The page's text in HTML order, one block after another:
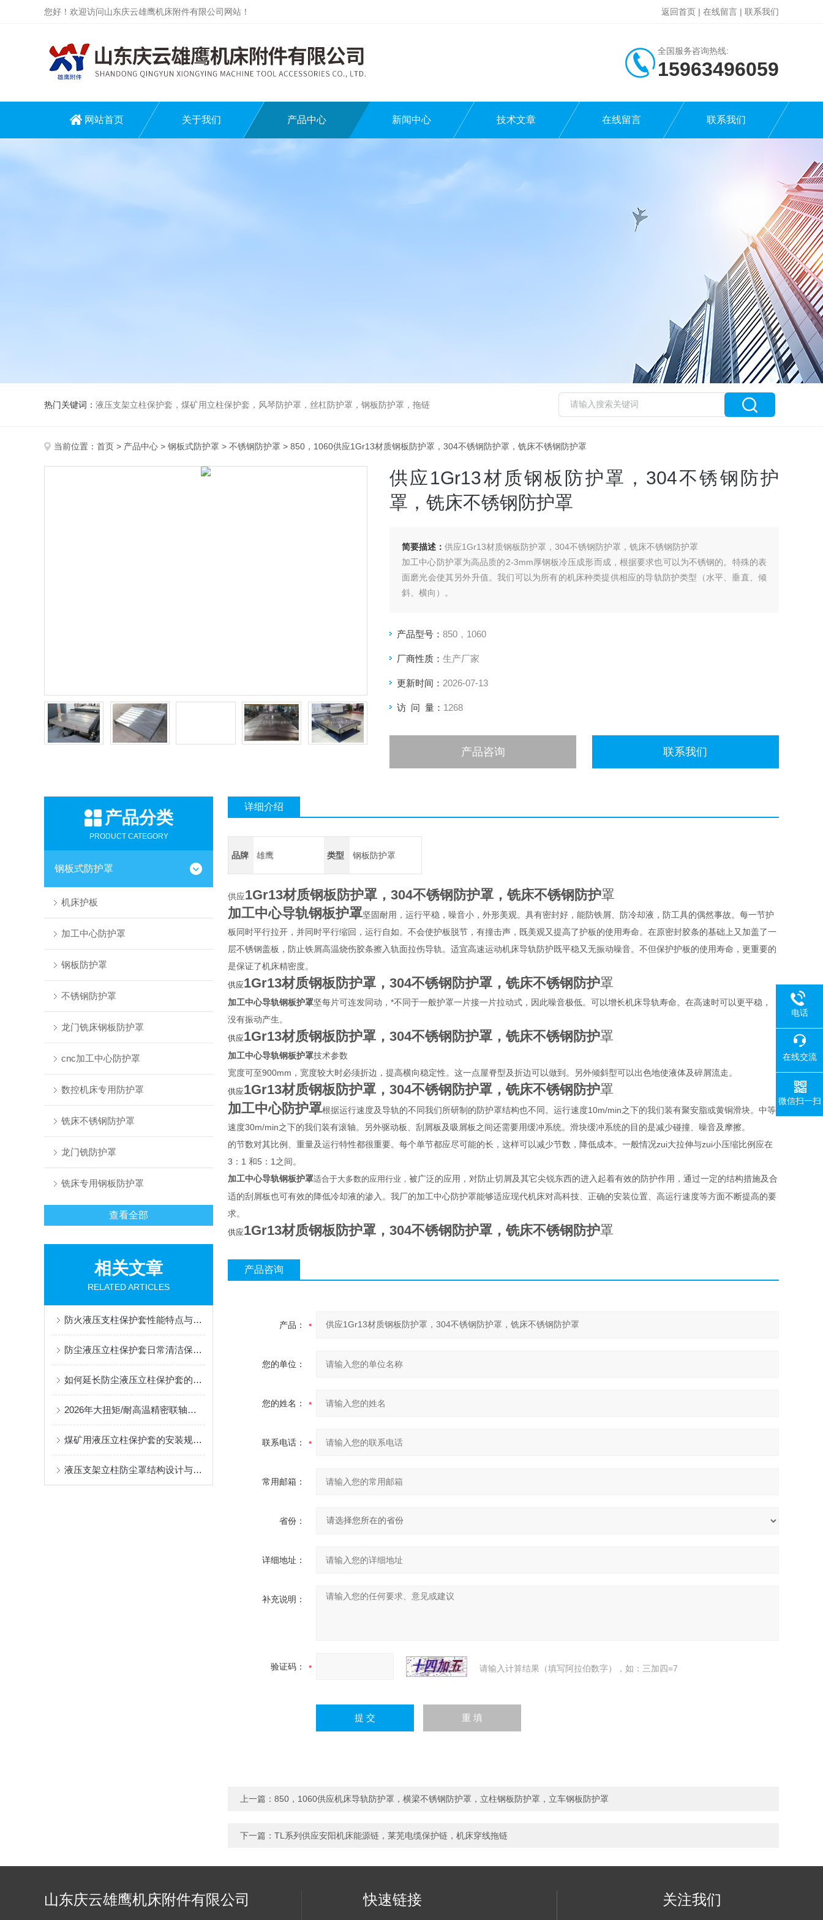
您好！欢迎访问山东庆云雄鹰机床附件有限公司网站！ 返回首页 | 在线留言 | 联系我们
全国服务咨询热线:
15963496059
网站首页 关于我们 产品中心 新闻中心 技术文章 在线留言 联系我们
热门关键词： 液压支架立柱保护套，煤矿用立柱保护套，风琴防护罩，丝杠防护罩，钢板防护罩，拖链
当前位置： 首页 > 产品中心 > 钢板式防护罩 > 不锈钢防护罩 > 850，1060供应1Gr13材质钢板防护罩，304不锈钢防护罩，铣床不锈钢防护罩
供应1Gr13材质钢板防护罩，304不锈钢防护
罩，铣床不锈钢防护罩
简要描述： 供应1Gr13材质钢板防护罩，304不锈钢防护罩，铣床不锈钢防护罩
加工中心防护罩为高品质的2-3mm厚钢板冷压成形而成，根据要求也可以为不锈钢的。特殊的表
面磨光会使其另外升值。我们可以为所有的机床种类提供相应的导轨防护类型（水平、垂直、倾
斜、横向）。
产品型号： 850，1060
厂商性质： 生产厂家
更新时间： 2026-07-13
访 问 量： 1268
产品咨询 联系我们
产品分类
PRODUCT CATEGORY
钢板式防护罩
机床护板
加工中心防护罩
钢板防护罩
不锈钢防护罩
龙门铣床钢板防护罩
cnc加工中心防护罩
数控机床专用防护罩
铣床不锈钢防护罩
龙门铣防护罩
铣床专用钢板防护罩
查看全部
相关文章
RELATED ARTICLES
防火液压支柱保护套性能特点与阻燃防护应用
防尘液压立柱保护套日常清洁保养与更换规范
如何延长防尘液压立柱保护套的使用寿命？
2026年大扭矩/耐高温精密联轴器定制找哪家？能实现精准定制的优质厂家盘点
煤矿用液压立柱保护套的安装规范与使用寿命提升方案
液压支架立柱防尘罩结构设计与密封防护原理
详细介绍
品牌 雄鹰 类型 钢板防护罩
供应1Gr13材质钢板防护罩，304不锈钢防护罩，铣床不锈钢防护罩
加工中心导轨钢板护罩坚固耐用，运行平稳，噪音小，外形美观。具有密封好，能防铁屑、防冷却液，防工具的偶然事故。每一节护
板同时平行拉开，并同时平行缩回，运行自如。不会使护板脱节，有撞击声，既美观又提高了护板的使用寿命。在原密封胶条的基础上又加盖了一
层不锈钢盖板，防止铁屑高温烧伤胶条擦入轨面拉伤导轨。适宜高速运动机床导轨防护既平稳又无振动噪音。不但保护护板的使用寿命，更重要的
是保证了机床精密度。
供应1Gr13材质钢板防护罩，304不锈钢防护罩，铣床不锈钢防护罩
加工中心导轨钢板护罩坚每片可连发同动，*不同于一般护罩一片接一片拉动式，因此噪音极低。可以增长机床导轨寿命。在高速时可以更平稳，
没有振动产生。
供应1Gr13材质钢板防护罩，304不锈钢防护罩，铣床不锈钢防护罩
加工中心导轨钢板护罩技术参数
宽度可至900mm，宽度较大时必须折边，提高横向稳定性。这一点屋脊型及折边可以做到。另外倾斜型可以出色地使液体及碎屑流走。
供应1Gr13材质钢板防护罩，304不锈钢防护罩，铣床不锈钢防护罩
加工中心防护罩根据运行速度及导轨的不同我们所研制的防护罩结构也不同。运行速度10m/min之下的我们装有聚安脂或黄铜滑块。中等
速度30m/min之下的我们装有滚轴。另外驱动板、刮屑板及吸屑板之间还需要用缓冲系统。滑块缓冲系统的目的是减少碰撞、噪音及摩擦。
的节数对其比例、重量及运行特性都很重要。每个单节都应尽可能的长，这样可以减少节数，降低成本。一般情况zui大拉伸与zui小压缩比例应在
3：1 和5：1之间。
加工中心导轨钢板护罩适合于大多数的应用行业， 被广泛的应用，对防止切屑及其它尖锐东西的进入起着有效的防护作用，通过一定的结构措施及合
适的刮屑板也可有效的降低冷却液的渗入。我厂的加工中心防护罩能够适应现代机床对高科技、正确的安装位置、高运行速度等方面不断提高的要
求。
供应1Gr13材质钢板防护罩，304不锈钢防护罩，铣床不锈钢防护罩
产品咨询
产品：
您的单位：
您的姓名：
联系电话：
常用邮箱：
省份：
详细地址：
补充说明：
验证码： 请输入计算结果（填写阿拉伯数字），如：三加四=7
上一篇： 850，1060供应机床导轨防护罩，横梁不锈钢防护罩，立柱钢板防护罩，立车钢板防护罩
下一篇： TL系列供应安阳机床能源链，莱芜电缆保护链，机床穿线拖链
山东庆云雄鹰机床附件有限公司 快速链接 关注我们
电话
在线交流
微信扫一扫